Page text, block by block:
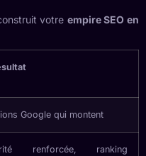
votre empire SEO en
Google qui montent
renforcée, ranking